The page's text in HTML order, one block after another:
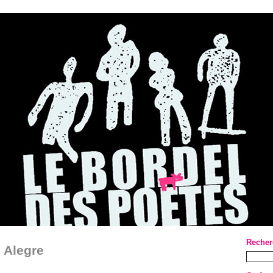
Alegre